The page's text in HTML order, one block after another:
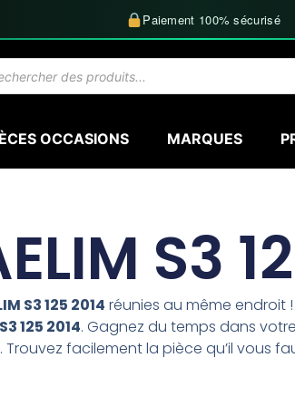
Paiement 100% sécurisé
OCCASIONS MARQUES
S3
S3 125 2014 réunies au même endroit
125 2014. Gagnez du temps dans
Trouvez facilement la pièce qu’il vous